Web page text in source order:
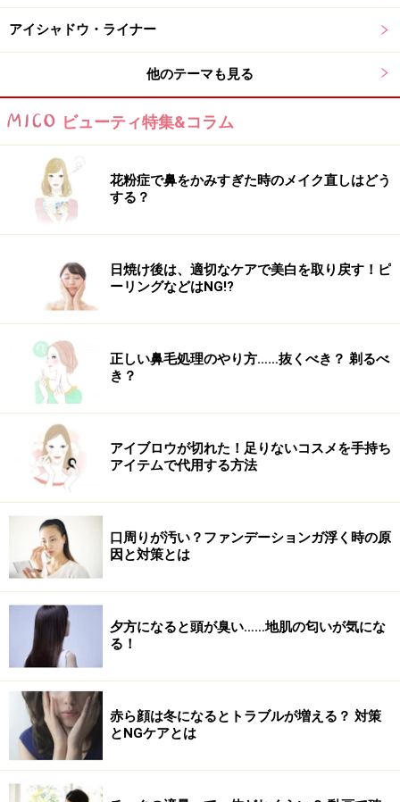
とろ～りとしたテクスチャーはまるではち
みつ
どんなトラブルも翌朝にはつやつやリップ
に復活！
イグニス リップバーム 15g \3,150(税込)
うるおって、ふっくらとしてきます。それでいてベタつ
きもありません。つや感があるので、グロスとして使う
のもオススメ。寝る前につけると翌朝は赤みのあるつや
つやリップに生まれ変わります。
【商品お問合せ先】
商品詳細はコチラ
この商品についてのクチコミを書く・読む
なめらかに、ふっくらさせるだけでなく
口紅の下地にも使えるリップ美容液
ト 3.2g ￥3,150(税込)
口紅の下地としても使えるこのリップはスティックタイ
プなので、とても使いやすいです。やわらかすぎず、固
すぎず、ほどよく唇にフィットして、縦ジワやカサつき
を目立たなくさせるので、口紅がヨレにくく、持ちも
アイシャドウ・ライナー
他のテーマも見る
ビューティ特集&コラム
花粉症で鼻をかみすぎた時のメイク直しはどう
する？
日焼け後は、適切なケアで美白を取り戻す！ピ
ーリングなどはNG!?
正しい鼻毛処理のやり方……抜くべき？ 剃るべ
き？
アイブロウが切れた！足りないコスメを手持ち
アイテムで代用する方法
口周りが汚い？ファンデーションガ浮く時の原
因と対策とは
夕方になると頭が臭い……地肌の匂いが気にな
る！
赤ら顔は冬になるとトラブルが増える？ 対策
とNGケアとは